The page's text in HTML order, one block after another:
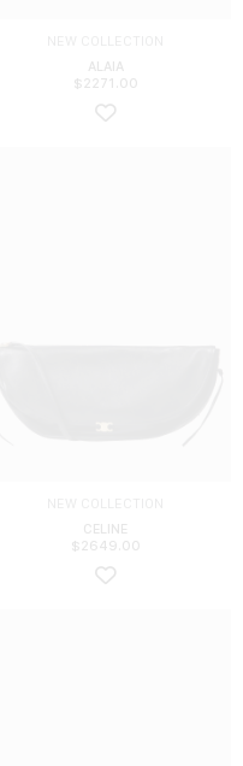
ALAIA
$ 2271.00
CELINE
$ 2649.00